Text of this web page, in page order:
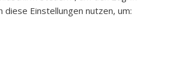
Einstellungen nutzen, um: